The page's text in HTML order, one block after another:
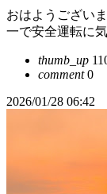
おはようござい
一で安全運転に
thumb_up
comment0
2026/01/28 06:42